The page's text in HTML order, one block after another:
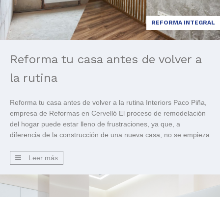
REFORMA INTEGRAL
Reforma tu casa antes de volver a
la rutina
Reforma tu casa antes de volver a la rutina Interiors Paco Piña,
empresa de Reformas en Cervelló El proceso de remodelación
del hogar puede estar lleno de frustraciones, ya que, a
diferencia de la construcción de una nueva casa, no se empieza
inesperados que compliquen […]
Leer más